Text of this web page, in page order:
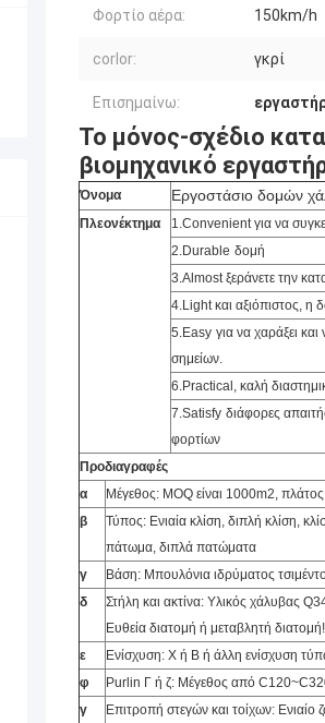
Φορτίο αέρα: 150km/h
corlor: γκρί
Επισημαίνω:
Το μόνος-σχέδιο
βιομηχανικό
Όνομα Εργοστάσιο δομών
Πλεονέκτημα
1.Convenient για να
2.Durable δομή
3.Almost ξεράνετε την
4.Light και αξιόπιστος, η
5.Easy για να χαράξει
σημείων.
6.Practical, καλή
7.Satisfy διάφορες
φορτίων
Προδιαγραφές
α
Μέγεθος: MOQ είναι 1000m2,
β
Τύπος: Ενιαία κλίση, διπλή κλίση,
πάτωμα, διπλά πατώματα
γ
Βάση: Μπουλόνια ιδρύματος
δ
Στήλη και ακτίνα: Υλικός χάλυβας
Ευθεία διατομή ή μεταβλητή διατομή!
ε
Ενίσχυση: Χ ή Β ή άλλη ενίσχυση
φ
Purlin Γ ή ζ: Μέγεθος από
γ
Επιτροπή στεγών και τοίχων: